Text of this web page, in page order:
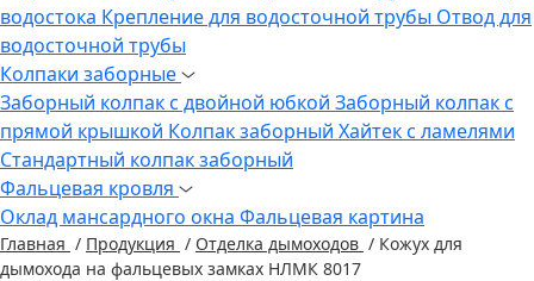
водостока Крепление для водосточной трубы Отвод для
водосточной трубы
Колпаки заборные
Заборный колпак с двойной юбкой Заборный колпак с
прямой крышкой Колпак заборный Хайтек с ламелями
Стандартный колпак заборный
Фальцевая кровля
Оклад мансардного окна Фальцевая картина
Главная / Продукция / Отделка дымоходов / Кожух для
дымохода на фальцевых замках НЛМК 8017